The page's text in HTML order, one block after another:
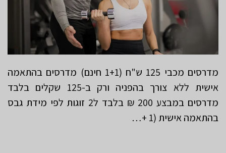
מדרסים מכבי 125 ש"ח (1+1 חינם) מדרסים בהתאמה
אישית ללא צורך בהפניה ורק ב-125 שקלים בלבד
מדרסים במבצע 200 ₪ בלבד ל2 זוגות לפי מידת גבס
בהתאמה אישית (1 +…